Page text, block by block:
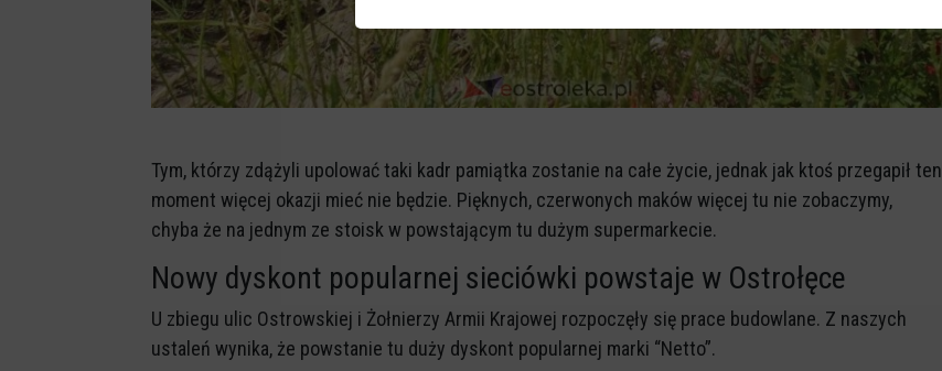
Tym, którzy zdążyli upolować taki kadr pamiątka zostanie na całe życie, jednak jak ktoś przegapił ten
moment więcej okazji mieć nie będzie. Pięknych, czerwonych maków więcej tu nie zobaczymy,
chyba że na jednym ze stoisk w powstającym tu dużym supermarkecie.
Nowy dyskont popularnej sieciówki powstaje w Ostrołęce
U zbiegu ulic Ostrowskiej i Żołnierzy Armii Krajowej rozpoczęły się prace budowlane. Z naszych
ustaleń wynika, że powstanie tu duży dyskont popularnej marki “Netto”.